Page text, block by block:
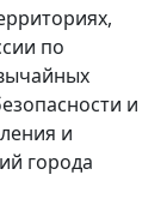
по
и
и
города